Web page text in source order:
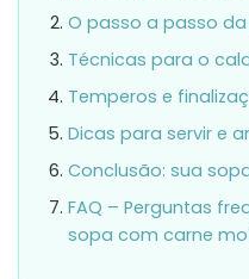
O passo a passo
Técnicas para o
Temperos e
Dicas para servir e
Conclusão: sua
FAQ – Perguntas
sopa com carne